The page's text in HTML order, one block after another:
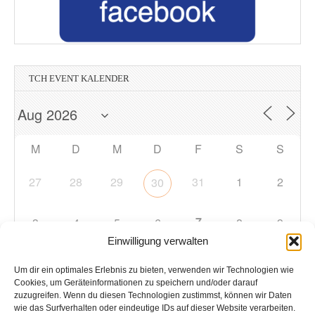
Einwilligung verwalten
Um dir ein optimales Erlebnis zu bieten, verwenden wir Technologien wie
Cookies, um Geräteinformationen zu speichern und/oder darauf
zuzugreifen. Wenn du diesen Technologien zustimmst, können wir Daten
wie das Surfverhalten oder eindeutige IDs auf dieser Website verarbeiten.
TCH EVENT KALENDER
M D M D F S S
27 28 29 30 31 1 2
3 4 5 6 7 8 9
10 11 12 13 14 15
17 18 19 20 21 22 23